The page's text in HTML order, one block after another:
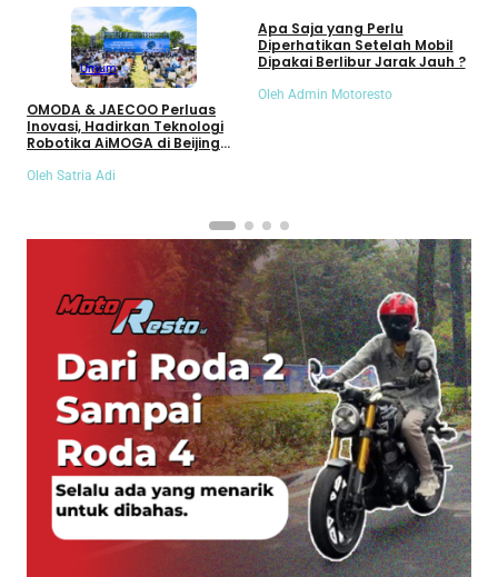
Umum
OMODA & JAECOO Perluas
Inovasi, Hadirkan Teknologi
Robotika AiMOGA di Beijing
Oleh Satria Adi
Apa Saja yang Perlu
Diperhatikan Setelah Mobil
Dipakai Berlibur Jarak Jauh ?
Oleh Admin Motoresto